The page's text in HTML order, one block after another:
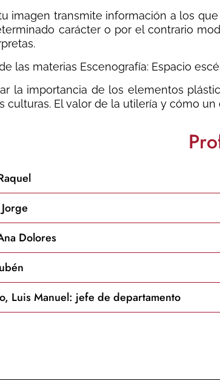
imagen transmite información a los
carácter o por el contrario
las materias Escenografía: Espacio
la importancia de los elementos
culturas. El valor de la utilería y cómo
Dolores
Luis Manuel: jefe de departamento